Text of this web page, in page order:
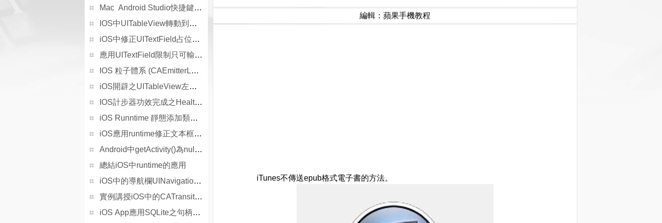
編輯：蘋果手機教程
iTunes不傳送epub格式電子書的方法。
Mac Android Studio快捷鍵整頓
IOS中UITableView轉動到指定地位
iOS中修正UITextField占位符字體色彩的辦法總結
應用UITextField限制只可輸出中,英文,數字的辦法
IOS 粒子體系 (CAEmitterLayer）實例詳解
iOS開辟之UITableView左滑刪除等自界說功效
IOS計步器功效完成之Healthkit和CMPedometer
iOS Runntime 靜態添加類辦法並挪用-class_addMethod
iOS應用runtime修正文本框(TextField)的占位文字色彩
Android中getActivity()為null的處理方法
總結iOS中runtime的應用
iOS中的導航欄UINavigationBar與對象欄UIToolBar要點解析
實例講授iOS中的CATransition轉場動畫應用
iOS App應用SQLite之句柄的界說及數據庫的根本操作